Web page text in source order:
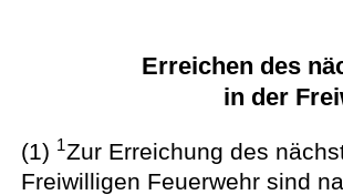
Erreichen des
in der
(1) 1Zur Erreichung des
Freiwilligen Feuerwehr sind